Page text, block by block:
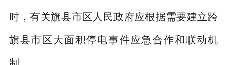
时，有关旗县市区人民政府应根据需要建立跨
旗县市区大面积停电事件应急合作和联动机